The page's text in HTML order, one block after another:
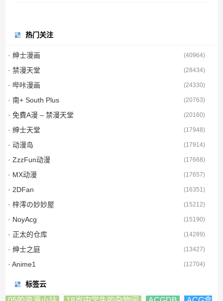
热门关注
· 绅士漫画 (40964)
· 禁漫天堂 (28434)
· 哔咔漫画 (24330)
· 南+ South Plus (20763)
· 免費A漫 – 禁漫天堂 (20160)
· 绅士天堂 (17948)
· 动漫岛 (17914)
· ZzzFun动漫 (17668)
· MX动漫 (17657)
· 2DFan (16351)
· 梓澪の妙妙屋 (15212)
· NoyAcg (15190)
· 正太的仓库 (14289)
· 绅士之庭 (13427)
· Anime1 (12704)
标签云